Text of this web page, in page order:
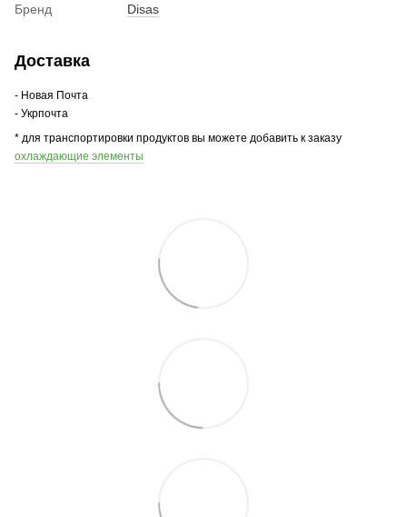
Бренд Disas
Доставка
- Новая Почта
- Укрпочта
* для транспортировки продуктов вы можете добавить к заказу
охлаждающие элементы